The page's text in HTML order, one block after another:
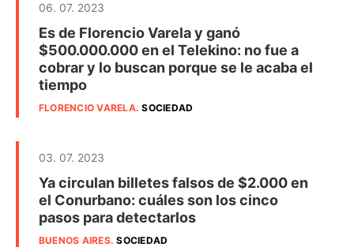
06. 07. 2023
Es de Florencio Varela y ganó
$500.000.000 en el Telekino: no fue a
cobrar y lo buscan porque se le acaba el
tiempo
FLORENCIO VARELA.SOCIEDAD
03. 07. 2023
Ya circulan billetes falsos de $2.000 en
el Conurbano: cuáles son los cinco
pasos para detectarlos
BUENOS AIRES.SOCIEDAD